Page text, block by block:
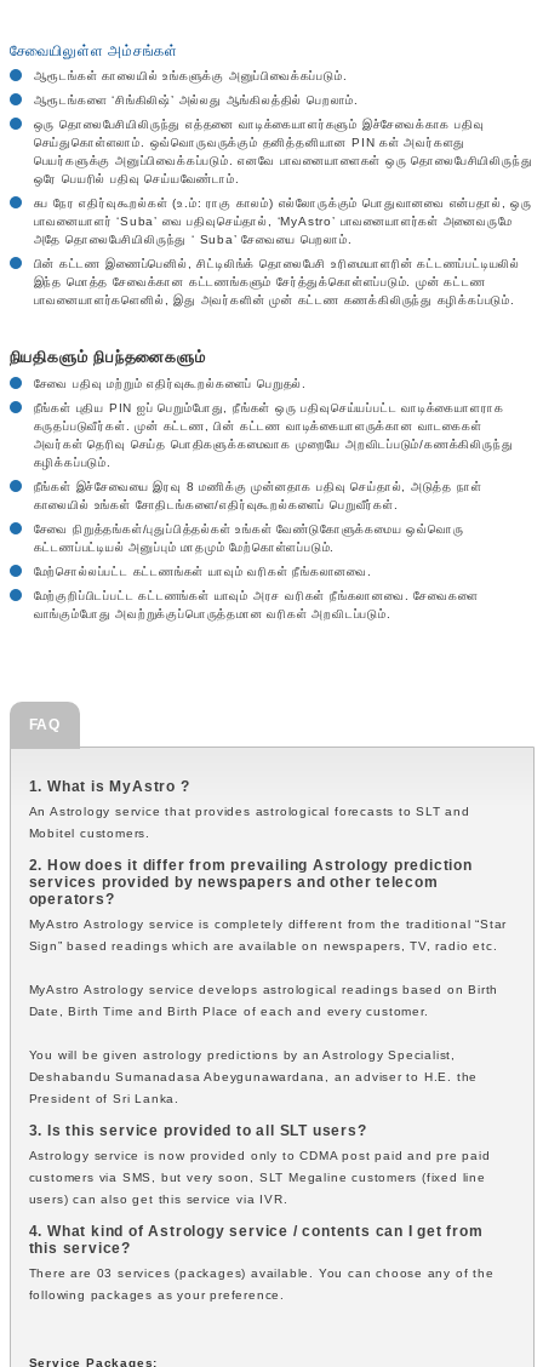
சேவையிலுள்ள அம்சங்கள்
ஆரூடங்கள் காலையில் உங்களுக்கு அனுப்பிவைக்கப்படும்.
ஆரூடங்களை ‘சிங்கிலிஷ்’ அல்லது ஆங்கிலத்தில் பெறலாம்.
ஒரு தொலைபேசியிலிருந்து எத்தனை வாடிக்கையாளர்களும் இச்சேவைக்காக பதிவு
செய்துகொள்ளலாம். ஒவ்வொருவருக்கும் தனித்தனியான PIN கள் அவர்களது
பெயர்களுக்கு அனுப்பிவைக்கப்படும். எனவே பாவனையாளைகள் ஒரு தொலைபேசியிலிருந்து
ஒரே பெயரில் பதிவு செய்யவேண்டாம்.
சுப நேர எதிர்வுகூறல்கள் (உ.ம்: ராகு காலம்) எல்லோருக்கும் பொதுவானவை என்பதால், ஒரு
பாவனையாளர் ‘Suba’ வை பதிவுசெய்தால், ‘MyAstro’ பாவனையாளர்கள் அனைவருமே
அதே தொலைபேசியிலிருந்து ‘ Suba’ சேவையை பெறலாம்.
பின் கட்டண இணைப்பெனில், சிட்டிலிங்க் தொலைபேசி உரிமையாளரின் கட்டணப்பட்டியலில்
இந்த மொத்த சேவைக்கான கட்டணங்களும் சேர்த்துக்கொள்ளப்படும். முன் கட்டண
பாவனையாளர்களெனில், இது அவர்களின் முன் கட்டண கணக்கிலிருந்து கழிக்கப்படும்.
நியதிகளும் நிபந்தனைகளும்
சேவை பதிவு மற்றும் எதிர்வுகூறல்களைப் பெறுதல்.
நீங்கள் புதிய PIN ஐப் பெறும்போது, நீங்கள் ஒரு பதிவுசெய்யப்பட்ட வாடிக்கையாளராக
கருதப்படுவீர்கள். முன் கட்டண, பின் கட்டண வாடிக்கையாளருக்கான வாடகைகள்
அவர்கள் தெரிவு செய்த பொதிகளுக்கமைவாக முறையே அறவிடப்படும்/கணக்கிலிருந்து
கழிக்கப்படும்.
நீங்கள் இச்சேவையை இரவு 8 மணிக்கு முன்னதாக பதிவு செய்தால், அடுத்த நாள்
காலையில் உங்கள் சோதிடங்களை/எதிர்வுகூறல்களைப் பெறுவீர்கள்.
சேவை நிறுத்தங்கள்/புதுப்பித்தல்கள் உங்கள் வேண்டுகோளுக்கமைய ஒவ்வொரு
கட்டணப்பட்டியல் அனுப்பும் மாதமும் மேற்கொள்ளப்படும்.
மேற்சொல்லப்பட்ட கட்டணங்கள் யாவும் வரிகள் நீங்கலானவை.
மேற்குறிப்பிடப்பட்ட கட்டணங்கள் யாவும் அரச வரிகள் நீங்கலானவை. சேவைகளை
வாங்கும்போது அவற்றுக்குப்பொருத்தமான வரிகள் அறவிடப்படும்.
FAQ
1. What is MyAstro ?
An Astrology service that provides astrological forecasts to SLT and
Mobitel customers.
2. How does it differ from prevailing Astrology prediction
services provided by newspapers and other telecom
operators?
MyAstro Astrology service is completely different from the traditional “Star
Sign” based readings which are available on newspapers, TV, radio etc.
MyAstro Astrology service develops astrological readings based on Birth
Date, Birth Time and Birth Place of each and every customer.
You will be given astrology predictions by an Astrology Specialist,
Deshabandu Sumanadasa Abeygunawardana, an adviser to H.E. the
President of Sri Lanka.
3. Is this service provided to all SLT users?
Astrology service is now provided only to CDMA post paid and pre paid
customers via SMS, but very soon, SLT Megaline customers (fixed line
users) can also get this service via IVR.
4. What kind of Astrology service / contents can I get from
this service?
There are 03 services (packages) available. You can choose any of the
following packages as your preference.
Service Packages: